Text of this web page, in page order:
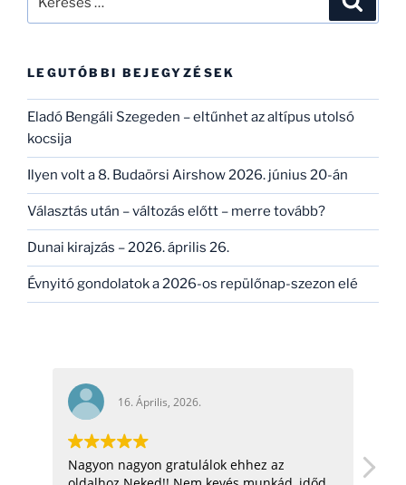
LEGUTÓBBI BEJEGYZÉSEK
Eladó Bengáli Szegeden – eltűnhet az altípus utolsó
kocsija
Ilyen volt a 8. Budaörsi Airshow 2026. június 20-án
Választás után – változás előtt – merre tovább?
Dunai kirajzás – 2026. április 26.
Évnyitó gondolatok a 2026-os repülőnap-szezon elé
16. Április, 2026.
Nagyon nagyon gratulálok ehhez az